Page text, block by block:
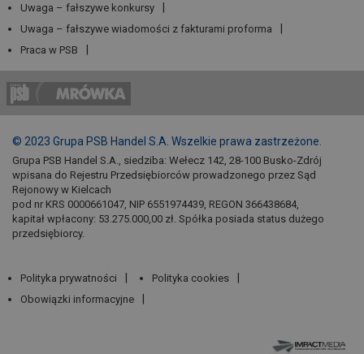
Uwaga – fałszywe konkursy
Uwaga – fałszywe wiadomości z fakturami proforma
Praca w PSB
© 2023 Grupa PSB Handel S.A. Wszelkie prawa zastrzeżone.
Grupa PSB Handel S.A., siedziba: Wełecz 142, 28-100 Busko-Zdrój
wpisana do Rejestru Przedsiębiorców prowadzonego przez Sąd
Rejonowy w Kielcach
pod nr KRS 0000661047, NIP 6551974439, REGON 366438684,
kapitał wpłacony: 53.275.000,00 zł. Spółka posiada status dużego
przedsiębiorcy.
Polityka prywatności
Polityka cookies
Obowiązki informacyjne